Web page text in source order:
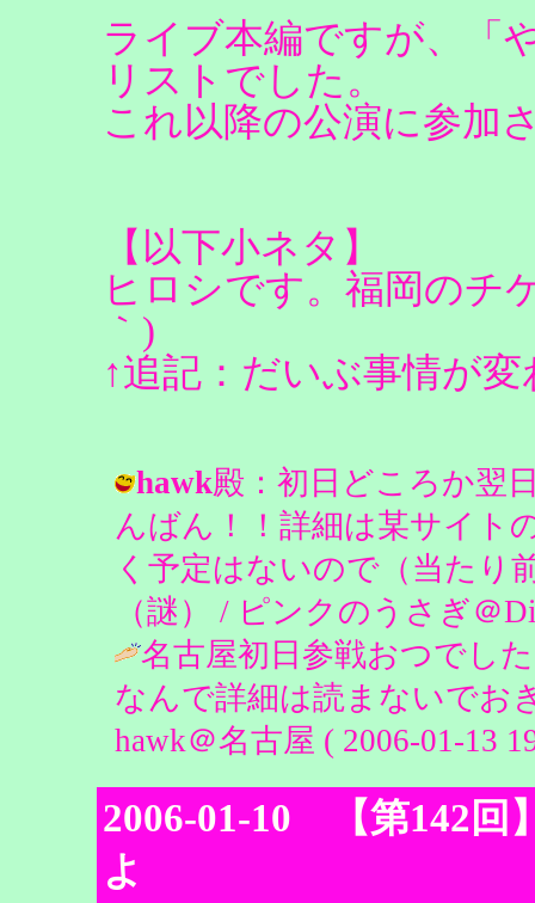
ライブ本編ですが、「
リストでした。
これ以降の公演に参加
【以下小ネタ】
ヒロシです。福岡のチ
｀)
↑追記：だいぶ事情が
hawk殿：初日どころか
んばん！！詳細は某サイ
く予定はないので（当たり
（謎） / ピンクのうさぎ＠
名古屋初日参戦おつで
なんで詳細は読まないで
hawk＠名古屋 ( 2006-01-13
2006-01-10 【第142回
よ